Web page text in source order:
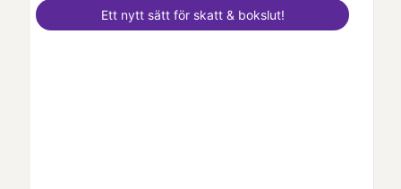
Ett nytt sätt för skatt & bokslut!